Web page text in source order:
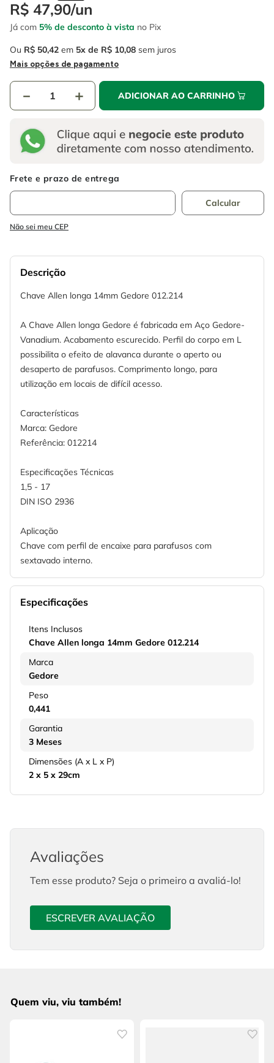
R$ 47,90/un
Já com 5% de desconto à vista no Pix
Ou R$ 50,42 em 5 R$ 10,08 sem juros
Mais opções de pagamento
＋
－ ADICIONAR AO CARRINHO
Não sei meu CEP
Descrição
Chave Allen longa 14mm Gedore 012.214
A Chave Allen longa Gedore é fabricada em Aço Gedore-
Vanadium. Acabamento escurecido. Perfil do corpo em L
possibilita o efeito de alavanca durante o aperto ou
desaperto de parafusos. Comprimento longo, para
utilização em locais de difícil acesso.
Características
Marca: Gedore
Referência: 012214
Especificações Técnicas
1,5 - 17
DIN ISO 2936
Aplicação
Chave com perfil de encaixe para parafusos com
sextavado interno.
Especificações
Itens Inclusos
Chave Allen longa 14mm Gedore 012.214
Marca
Gedore
Peso
0,441
Garantia
3 Meses
Dimensões (A x L x P)
2 x 5 x 29cm
Avaliações
Tem esse produto? Seja o primeiro a avaliá-lo!
ESCREVER AVALIAÇÃO
Quem viu, viu também!
6 fio
7º serra copo
8º chave impacto
disco corte
º escada
º serra circular
º fio
chave impacto
disco corte